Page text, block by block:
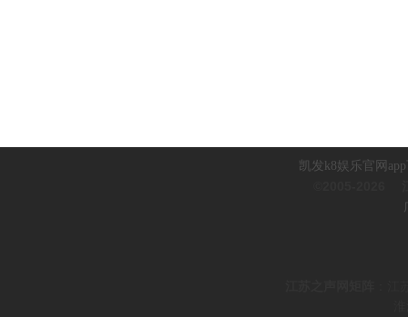
凯发k8娱乐官网